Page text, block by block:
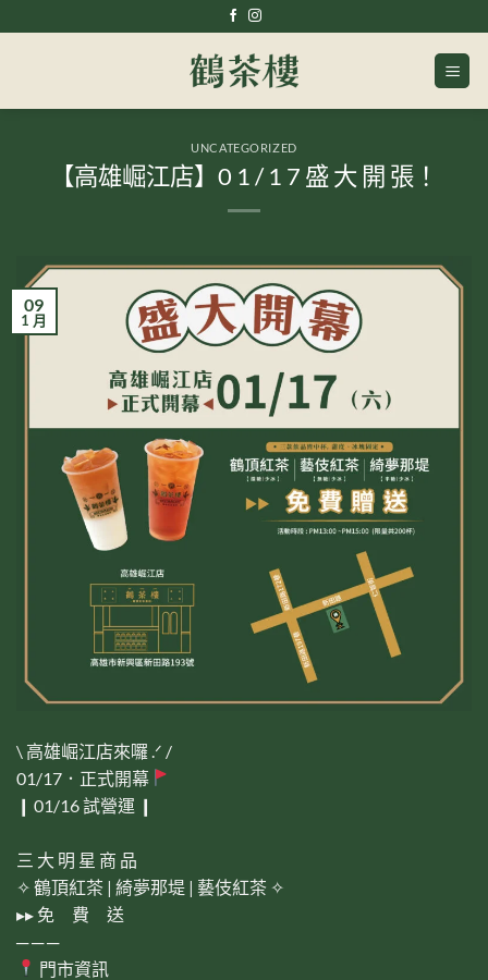
to
UNCATEGORIZED
【高雄崛江店】0 1 / 1 7 盛 大 開 張！
09
1 月
\ 高雄崛江店來囉 .ᐟ /
01/17．正式開幕
❙ 01/16 試營運 ❙
三 大 明 星 商 品
✧ 鶴頂紅茶 | 綺夢那堤 | 藝伎紅茶 ✧
▸▸ 免 費 送
─ ─ ─
門市資訊